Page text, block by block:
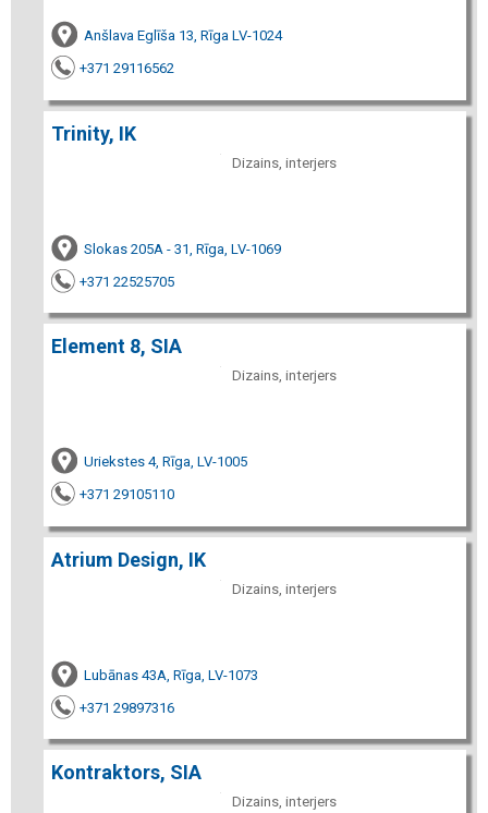
Anšlava Eglīša 13, Rīga LV-1024
+371 29116562
Trinity, IK
Dizains, interjers
Slokas 205A - 31, Rīga, LV-1069
+371 22525705
Element 8, SIA
Dizains, interjers
Uriekstes 4, Rīga, LV-1005
+371 29105110
Atrium Design, IK
Dizains, interjers
Lubānas 43A, Rīga, LV-1073
+371 29897316
Kontraktors, SIA
Dizains, interjers